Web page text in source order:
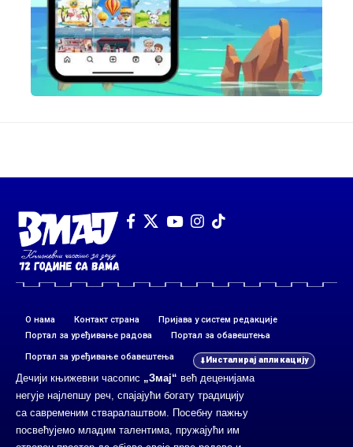
О нама Контакт страна
Пријава у систем редакције
Портал за уређивање радова
Портал за обавештења
Портал за уређивање обавештења Инсталирај апликацију
Дечији књижевни часопис „Змај“ већ деценијама
негује најлепшу реч, спајајући богату традицију
са савременим стваралаштвом. Посебну пажњу
посвећујемо младим талентима, пружајући им